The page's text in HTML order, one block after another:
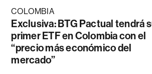
COLOMBIA
Exclusiva: BTG Pactual tendrá
primer ETF en Colombia con el
“precio más económico del
mercado”